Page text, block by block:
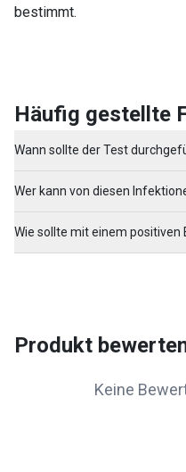
bestimmt.
Häufig gestellte
Wann sollte der Test
Wer kann von diesen
Wie sollte mit einem positiven
Produkt
Keine